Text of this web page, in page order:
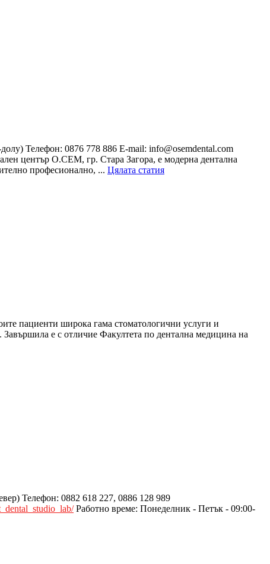
Телефон: 0876 778 886 E-mail: info@osemdental.com
център О.СЕМ, гр. Стара Загора, е модерна дентална
професионално, ... Цялата статия
пациенти широка гама стоматологични услуги и
е с отличие Факултета по дентална медицина на
Телефон: 0882 618 227, 0886 128 989
Работно време: Понеделник - Петък - 09:00-